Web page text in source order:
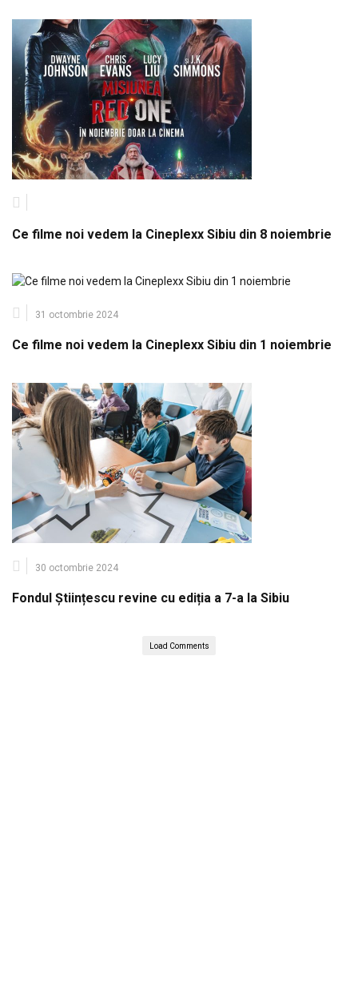
Ce filme noi vedem la Cineplexx Sibiu din 8 noiembrie
31 octombrie 2024
Ce filme noi vedem la Cineplexx Sibiu din 1 noiembrie
30 octombrie 2024
Fondul Științescu revine cu ediția a 7-a la Sibiu
Load Comments